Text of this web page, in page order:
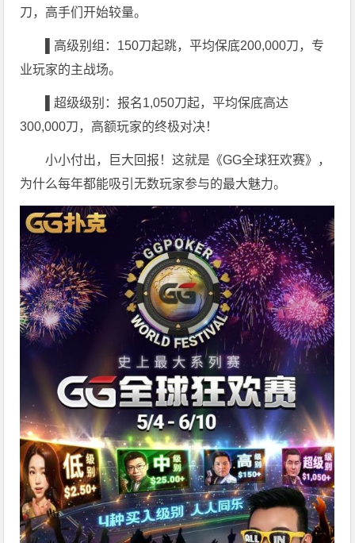
刀，高手们开始较量。
▌高级别组： 150刀起跳，平均保底200,000刀，专
业玩家的主战场。
▌超级级别：报名1,050刀起，平均保底高达
300,000刀，高额玩家的终极对决！
小小付出，巨大回报！这就是《GG全球狂欢赛》，
为什么每年都能吸引无数玩家参与的最大魅力。